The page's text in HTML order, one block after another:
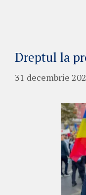
Dreptul la
31 decembrie